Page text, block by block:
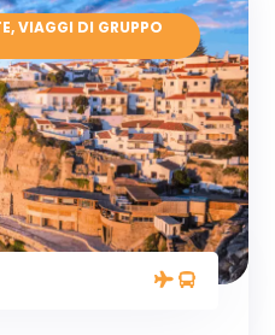
,VIAGGI DI GRUPPO